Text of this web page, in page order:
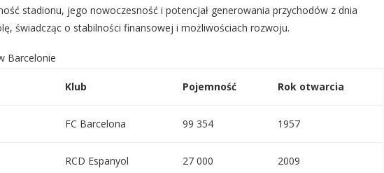
stadionu, jego nowoczesność i potencjał generowania przychodów z dnia
świadcząc o stabilności finansowej i możliwościach rozwoju.
Barcelonie
Klub Pojemność Rok otwarcia
FC Barcelona 99 354 1957
RCD Espanyol 27 000 2009